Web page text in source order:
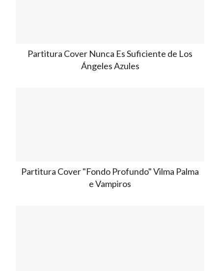
Partitura Cover Nunca Es Suficiente de Los
Ángeles Azules
Partitura Cover "Fondo Profundo" Vilma Palma
e Vampiros